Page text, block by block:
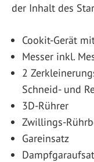
der Inhalt des
Cookit-Gerät
Messer inkl.
2
Schneid- und
3D-Rührer
Zwillings-
Gareinsatz